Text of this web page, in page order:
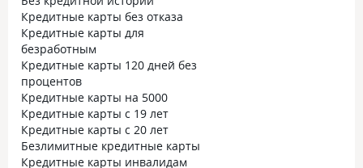
Кредитные карты без отказа
Кредитные карты для
безработным
Кредитные карты 120 дней без
процентов
Кредитные карты на 5000
Кредитные карты с 19 лет
Кредитные карты с 20 лет
Безлимитные кредитные карты
Кредитные карты инвалидам